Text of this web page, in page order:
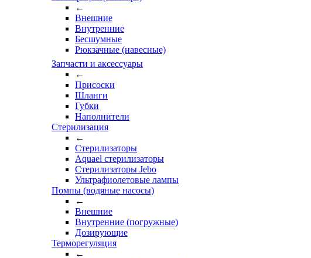
←
Внешние
Внутренние
Бесшумные
Рюкзачные (навесные)
Запчасти и аксессуары
←
Присоски
Шланги
Губки
Наполнители
Стерилизация
←
Стерилизаторы
Aquael стерилизаторы
Стерилизаторы Jebo
Ультрафиолетовые лампы
Помпы (водяные насосы)
←
Внешние
Внутренние (погружные)
Дозирующие
Терморегуляция
←